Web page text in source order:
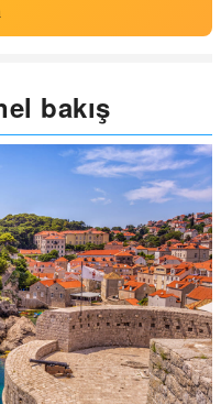
bakış